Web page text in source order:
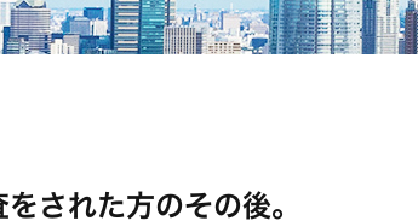
された方のその後。